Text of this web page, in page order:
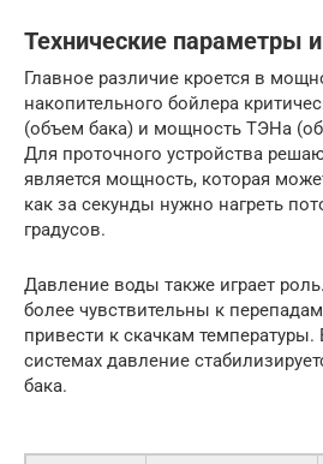
Технические параметры
Главное различие кроется в
накопительного бойлера
(объем бака) и мощность ТЭНа
Для проточного устройства
является мощность, которая
как за секунды нужно нагреть
градусов.
Давление воды также играет
более чувствительны к
привести к скачкам
системах давление
бака.